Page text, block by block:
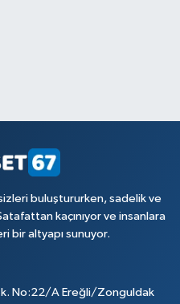
buluştururken, sadelik ve
kaçınıyor ve insanlara
bir altyapı sunuyor.
No:22/A Ereğli/Zonguldak